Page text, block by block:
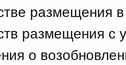
размещения
размещения с
о